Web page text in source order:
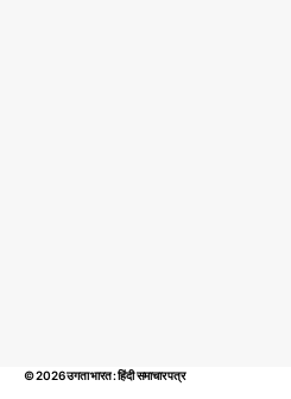
© 2026उगता भारत : हिंदी समाचार पत्र